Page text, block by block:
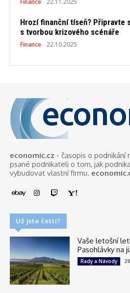
Finance 22.11.2025
Hrozí finanční tíseň? Připravte
s tvorbou krizového scénáře
Finance 22.10.2025
economic.cz - časopis o podnikání
psané podnikateli o tom, jak
vybudovat vlastní firmu.
Už jste četli?
Vaše letošní
Pasohlávky na
Rady a Návody